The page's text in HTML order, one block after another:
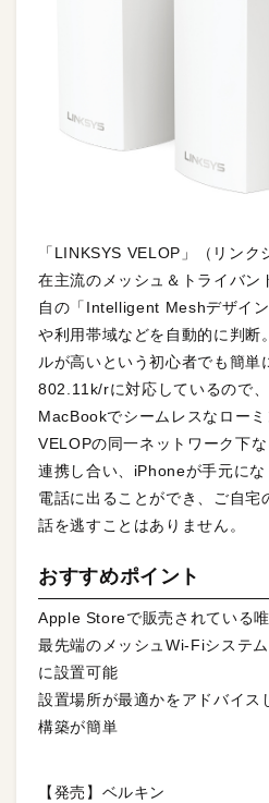
「LINKSYS VELOP」（リン
在主流のメッシュ＆トライバン
自の「Intelligent Meshデザイ
や利用帯域などを自動的に判断
ルが高いという初心者でも簡単
802.11k/rに対応しているので
MacBookでシームレスなローミ
VELOPの同一ネットワーク下
連携し合い、iPhoneが手元に
電話に出ることができ、ご自宅
話を逃すことはありません。
おすすめポイント
Apple Storeで販売されている
最先端のメッシュWi-Fiシステ
に設置可能
設置場所が最適かをアドバイス
構築が簡単
【発売】ベルキン